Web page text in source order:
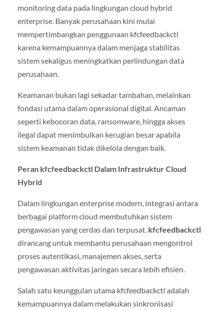
monitoring data pada lingkungan cloud hybrid
enterprise. Banyak perusahaan kini mulai
mempertimbangkan penggunaan kfcfeedbackctl
karena kemampuannya dalam menjaga stabilitas
sistem sekaligus meningkatkan perlindungan data
perusahaan.
Keamanan bukan lagi sekadar tambahan, melainkan
fondasi utama dalam operasional digital. Ancaman
seperti kebocoran data, ransomware, hingga akses
ilegal dapat menimbulkan kerugian besar apabila
sistem keamanan tidak dikelola dengan baik.
Peran kfcfeedbackctl Dalam Infrastruktur Cloud
Hybrid
Dalam lingkungan enterprise modern, integrasi antara
berbagai platform cloud membutuhkan sistem
pengawasan yang cerdas dan terpusat. kfcfeedbackctl
dirancang untuk membantu perusahaan mengontrol
proses autentikasi, manajemen akses, serta
pengawasan aktivitas jaringan secara lebih efisien.
Salah satu keunggulan utama kfcfeedbackctl adalah
kemampuannya dalam melakukan sinkronisasi